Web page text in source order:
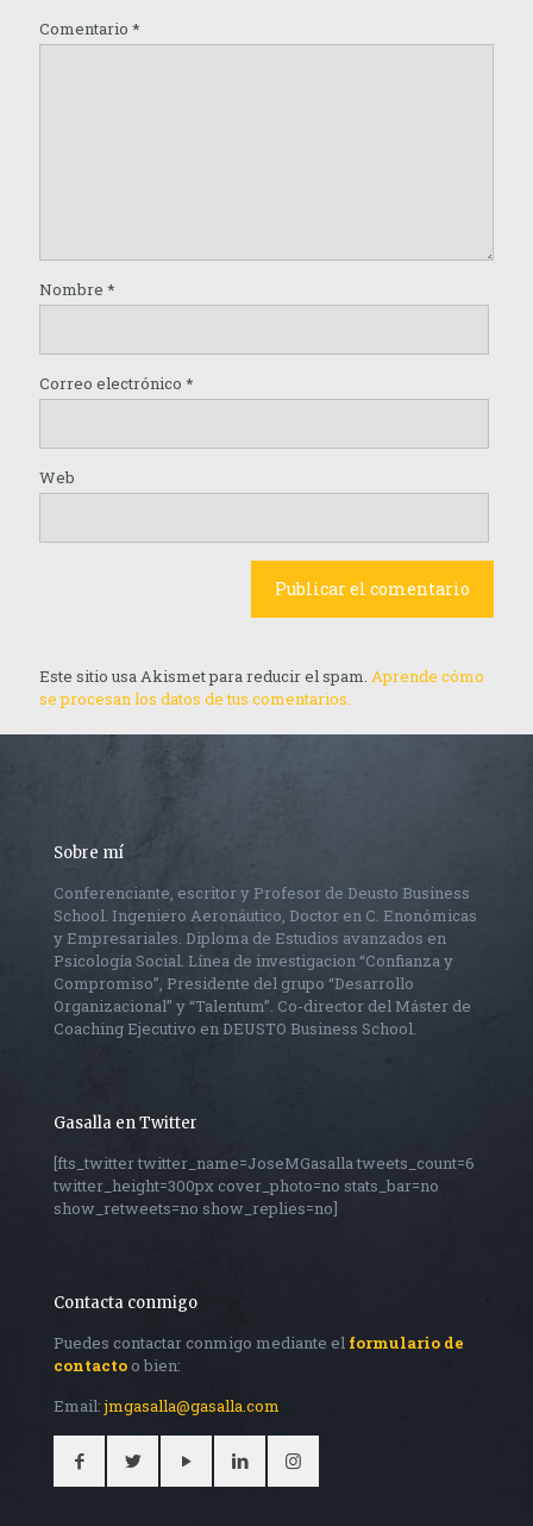
Comentario *
Nombre *
Correo electrónico *
Web
Este sitio usa Akismet para reducir el spam. Aprende cómo
se procesan los datos de tus comentarios.
Sobre mí
Conferenciante, escritor y Profesor de Deusto Business
School. Ingeniero Aeronáutico, Doctor en C. Enonómicas
y Empresariales. Diploma de Estudios avanzados en
Psicología Social. Línea de investigacion “Confianza y
Compromiso”, Presidente del grupo “Desarrollo
Organizacional” y “Talentum”. Co-director del Máster de
Coaching Ejecutivo en DEUSTO Business School.
Gasalla en Twitter
[fts_twitter twitter_name=JoseMGasalla tweets_count=6
twitter_height=300px cover_photo=no stats_bar=no
show_retweets=no show_replies=no]
Contacta conmigo
Puedes contactar conmigo mediante el formulario de
contacto o bien:
Email:jmgasalla@gasalla.com